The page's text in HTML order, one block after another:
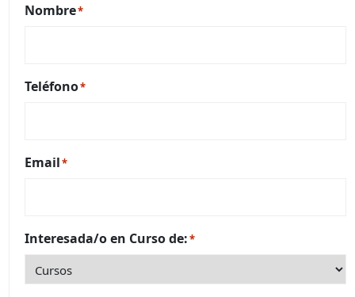
Nombre*
Teléfono*
Email*
Interesada/o en Curso de:*